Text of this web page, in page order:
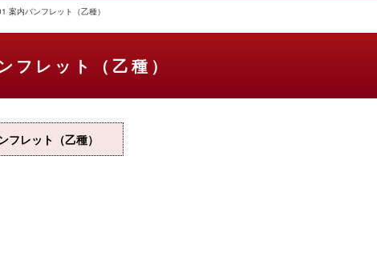
内パンフレット（乙種）
フレット（乙種）
フレット（乙種）